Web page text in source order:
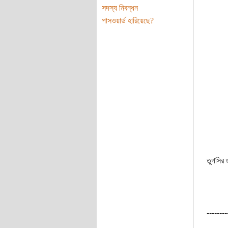
সদস্য নিবন্ধন
পাসওয়ার্ড হারিয়েছে?
তুগসির